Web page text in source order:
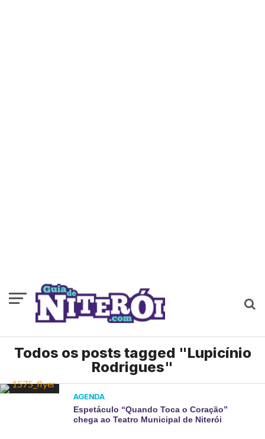
Todos os posts tagged "Lupicínio
Rodrigues"
AGENDA
Espetáculo “Quando Toca o Coração”
chega ao Teatro Municipal de Niterói